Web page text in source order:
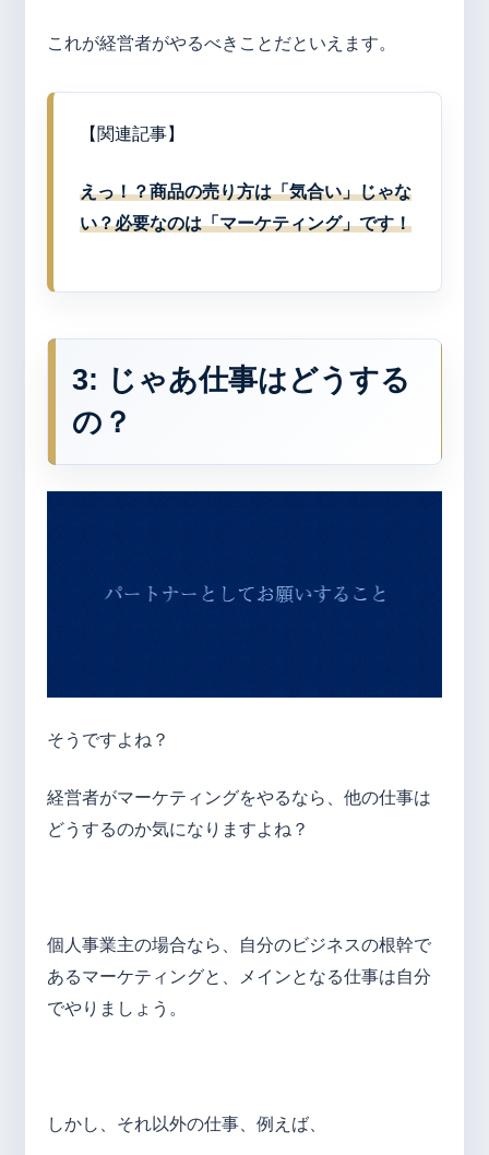
これが経営者がやるべきことだといえます。
【関連記事】
えっ！？商品の売り方は「気合い」じゃな
い？必要なのは「マーケティング」です！
3: じゃあ仕事はどうする
の？
そうですよね？
経営者がマーケティングをやるなら、他の仕事は
どうするのか気になりますよね？
個人事業主の場合なら、自分のビジネスの根幹で
あるマーケティングと、メインとなる仕事は自分
でやりましょう。
しかし、それ以外の仕事、例えば、